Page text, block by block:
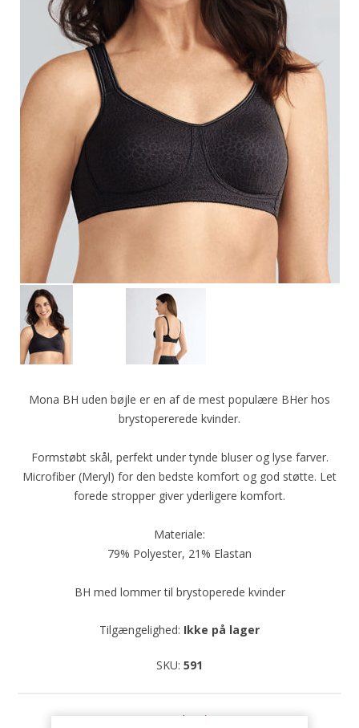
Mona BH uden bøjle er en af de mest populære BHer hos
brystopererede kvinder.
Formstøbt skål, perfekt under tynde bluser og lyse farver.
Microfiber (Meryl) for den bedste komfort og god støtte. Let
forede stropper giver yderligere komfort.
Materiale:
79% Polyester, 21% Elastan
BH med lommer til brystoperede kvinder
Tilgængelighed: Ikke på lager
SKU: 591
Størrelse *